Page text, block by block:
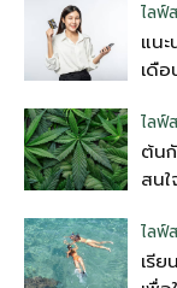
ไลฟ์
แนะ
เดื
ไลฟ์
ต้น
สนใ
ไลฟ์
เรีย